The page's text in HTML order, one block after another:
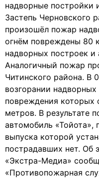
надворные постройки
Застепь Черновского
произошёл пожар
огнём повреждены 80
надворных построек и
Аналогичный пожар
Читинского района. В
возгорании
повреждения которых
метров. В результате
автомобиль «Тойота»,
выпуска которой
пострадавших нет. Об
«Экстра-Медиа»
«Противопожарная